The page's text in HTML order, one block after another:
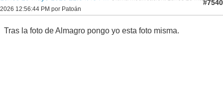
2026 12:56:44 PM por Patoán
#7540
Tras la foto de Almagro pongo yo esta foto misma.